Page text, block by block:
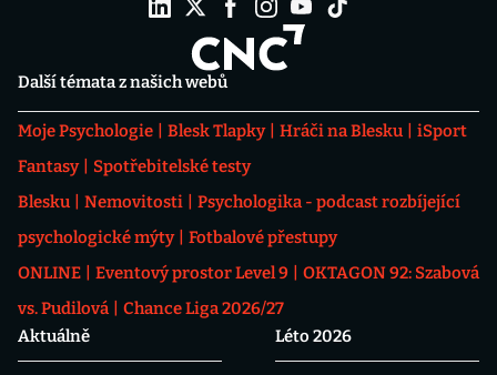
Další témata z našich webů
Moje Psychologie Blesk Tlapky Hráči na Blesku
iSport
Fantasy
Spotřebitelské testy
Blesku
Nemovitosti
Psychologika - podcast rozbíjející
psychologické mýty
Fotbalové přestupy
ONLINE
Eventový prostor Level 9
OKTAGON 92: Szabová
vs. Pudilová
Chance Liga 2026/27
Aktuálně
Léto 2026